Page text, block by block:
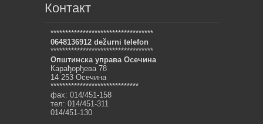
Контакт
***********************************
0648136912 dežurni telefon
***********************************
Општинска управа Осечина
Карађорђева 78
14 253 Осечина
******************************
фах: 014/451-158
тел: 014/451-311
014/451-130